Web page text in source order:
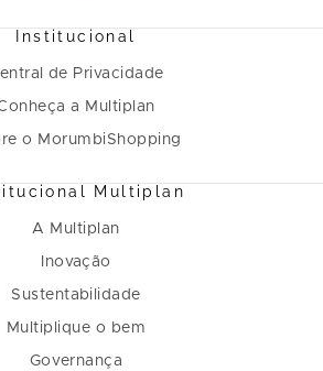
Institucional
de Privacidade
a Multiplan
o MorumbiShopping
Multiplan
A Multiplan
Inovação
Sustentabilidade
Multiplique o bem
Governança